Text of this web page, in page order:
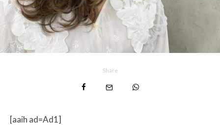
Share
[aaih ad=Ad1]